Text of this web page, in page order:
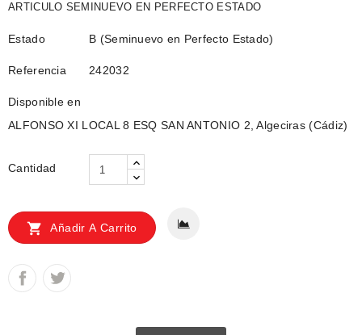
ARTICULO SEMINUEVO EN PERFECTO ESTADO
Estado B (Seminuevo en Perfecto Estado)
Referencia 242032
Disponible en
ALFONSO XI LOCAL 8 ESQ SAN ANTONIO 2, Algeciras (Cádiz)
Cantidad
 Añadir A Carrito